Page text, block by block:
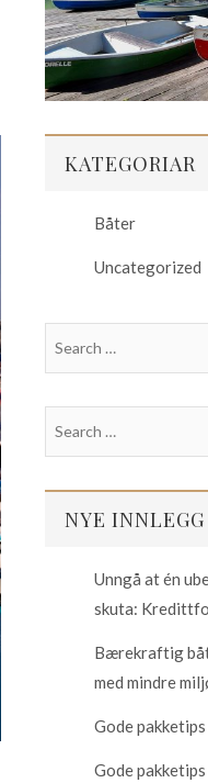
KATEGORIAR
Båter
Uncategorized
NYE INNLEGG
Unngå at én
skuta:
Bærekraftig
med mindre
Gode
Gode